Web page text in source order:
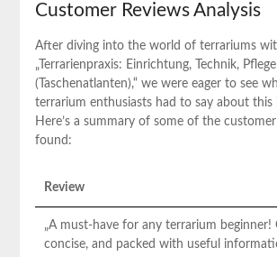
Customer ⁢Reviews Analysis
After diving into the world of terrariums
„Terrarienpraxis: Einrichtung, Technik, Pflege
(Taschenatlanten),“ ‍we were eager ⁣to see
‍terrarium enthusiasts had to say about ‌this
Here’s‌ a summary of some of the
found:
Review
„A must-have ​for any terrarium beginner!
concise, ‌and packed with useful